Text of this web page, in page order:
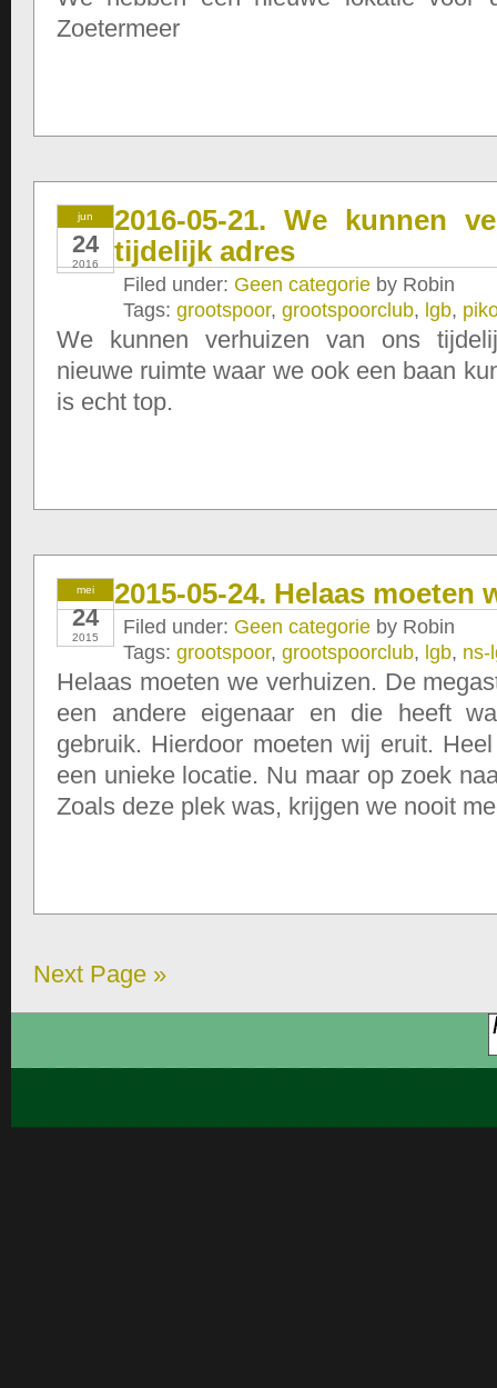
Zoetermeer
jun
24
2016
2016-05-21. We kunnen
tijdelijk adres
Filed under: Geen categorie by Robin
Tags: grootspoor, grootspoorclub, lgb,
We kunnen verhuizen van ons
nieuwe ruimte waar we ook een baan
is echt top.
mei
24
2015
2015-05-24. Helaas moeten
Filed under: Geen categorie by Robin
Tags: grootspoor, grootspoorclub, lgb, ns-
Helaas moeten we verhuizen. De
een andere eigenaar en die heeft
gebruik. Hierdoor moeten wij eruit.
een unieke locatie. Nu maar op zoek
Zoals deze plek was, krijgen we nooit
Next Page »